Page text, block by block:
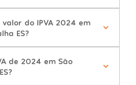
do IPVA 2024 em
ES?
de 2024 em São